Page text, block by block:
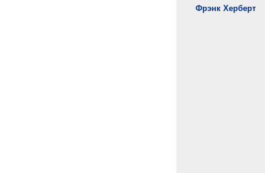
Фрэнк Херберт